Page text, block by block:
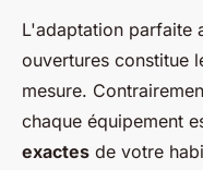
L'adaptation parfaite
ouvertures constitue
mesure.
chaque équipement
exactes de votre